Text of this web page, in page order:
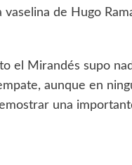
de Hugo
el Mirandés supo
aunque en
una